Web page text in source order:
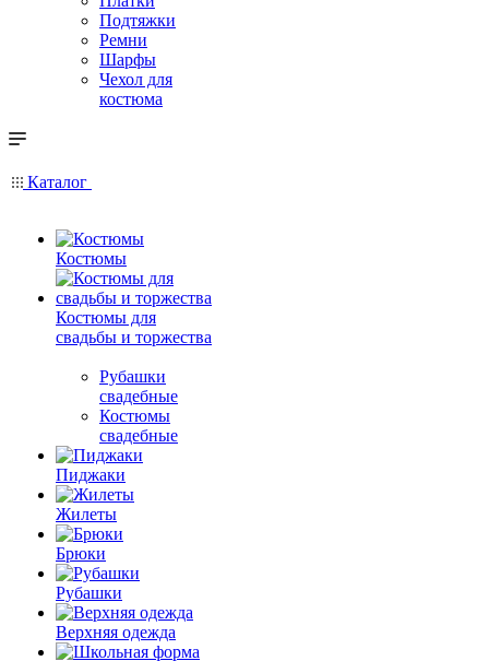
Подтяжки
Ремни
Шарфы
Чехол для
костюма
Каталог
Костюмы
Костюмы для
свадьбы и торжества
Рубашки
свадебные
Костюмы
свадебные
Пиджаки
Жилеты
Брюки
Рубашки
Верхняя одежда